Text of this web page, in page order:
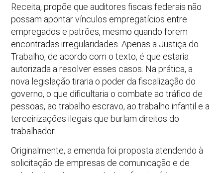
Receita, propõe que auditores fiscais federais não
possam apontar vínculos empregatícios entre
empregados e patrões, mesmo quando forem
encontradas irregularidades. Apenas a Justiça do
Trabalho, de acordo com o texto, é que estaria
autorizada a resolver esses casos. Na prática, a
nova legislação tiraria o poder da fiscalização do
governo, o que dificultaria o combate ao tráfico de
pessoas, ao trabalho escravo, ao trabalho infantil e a
terceirizações ilegais que burlam direitos do
trabalhador.
Originalmente, a emenda foi proposta atendendo à
solicitação de empresas de comunicação e de